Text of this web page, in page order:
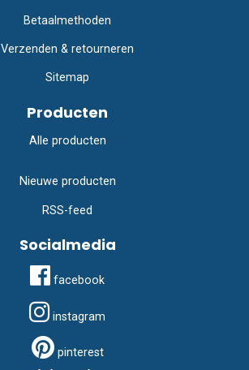
Betaalmethoden
Verzenden & retourneren
Sitemap
Producten
Alle producten
Nieuwe producten
RSS-feed
Socialmedia
facebook
instagram
pinterest